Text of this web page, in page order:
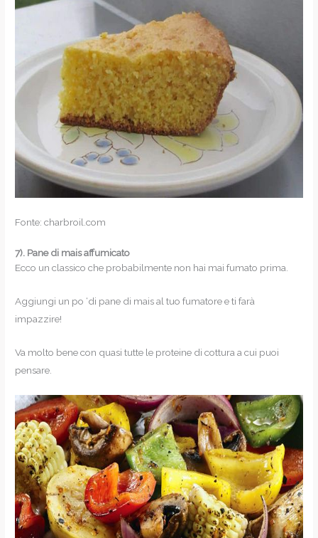
Fonte: charbroil.com
7). Pane di mais affumicato
Ecco un classico che probabilmente non hai mai fumato prima.
Aggiungi un po ‘di pane di mais al tuo fumatore e ti farà
impazzire!
Va molto bene con quasi tutte le proteine di cottura a cui puoi
pensare.